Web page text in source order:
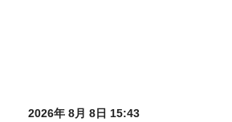
2026年 8月 8日 15:43